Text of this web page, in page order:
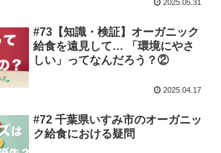
2025.05.31
#73【知識・検証】オーガニック
給食を遠見して… 「環境にやさ
しい」ってなんだろう？②
2025.04.17
#72 千葉県いすみ市のオーガニッ
ク給食における疑問